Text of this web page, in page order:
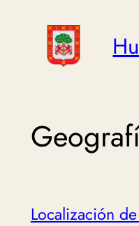
contenido
Localización